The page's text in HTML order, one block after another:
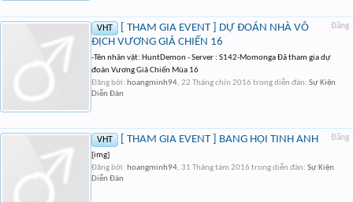
Đăng
VHT
[ THAM GIA EVENT ] DỰ ĐOÁN NHÀ VÔ
ĐỊCH VƯƠNG GIẢ CHIẾN 16
-Tên nhân vật: HuntDemon - Server : S142-Momonga Đã tham gia dự
đoán Vương Giả Chiến Mùa 16
Đăng bởi: hoangminh94, 22 Tháng chín 2016 trong diễn đàn: Sự Kiện
Diễn Đàn
Đăng
VHT [ THAM GIA EVENT ] BANG HỘI TINH ANH
[img]
Đăng bởi: hoangminh94, 31 Tháng tám 2016 trong diễn đàn: Sự Kiện
Diễn Đàn